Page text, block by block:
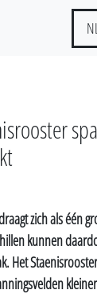
zich als één
kunnen
Het